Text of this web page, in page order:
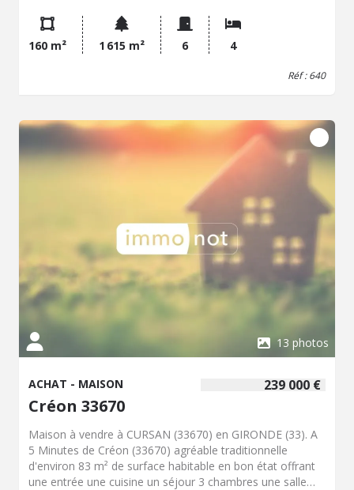
étage : salon séjour de 42m², cuisine de 22m² avec accés
véranda et terrasse, une chambre de 12.2m² avec salle de
bains privative, WC Au second :Trois chambres de 13.6m²,
20.4m² et 12.8m².WC, Salle d'eau et dressing. Menuiseries
160 m² 1 615 m² 6 4
Réf : 640
13 photos
239 000 €
ACHAT - MAISON
Créon 33670
Maison à vendre à CURSAN (33670) en GIRONDE (33). A
5 Minutes de Créon (33670) agréable traditionnelle
d'environ 83 m² de surface habitable en bon état offrant
une entrée une cuisine un séjour 3 chambres une salle